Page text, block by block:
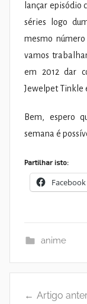
lançar episódio
séries logo
mesmo
vamos
em 2012 dar
Jewelpet Tinkle
Bem, espero
semana é
Partilhar isto:
Facebook
anime
Artigo